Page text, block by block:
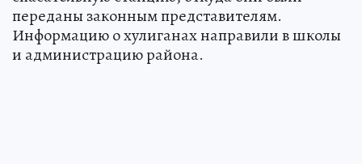
переданы законным представителям.
Информацию о хулиганах направили в школы
и администрацию района.